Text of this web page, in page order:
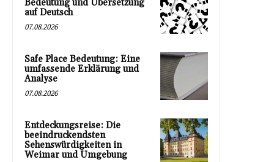
Bedeutung und Übersetzung
auf Deutsch
07.08.2026
Safe Place Bedeutung: Eine
umfassende Erklärung und
Analyse
07.08.2026
Entdeckungsreise: Die
beeindruckendsten
Sehenswürdigkeiten in
Weimar und Umgebung